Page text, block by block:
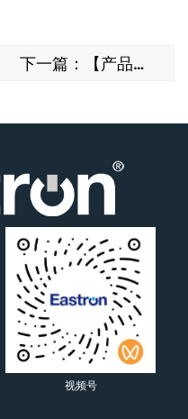
下一篇：【产品推介】东鸿×涂鸦：智能升级，一手掌控用电情况
视频号